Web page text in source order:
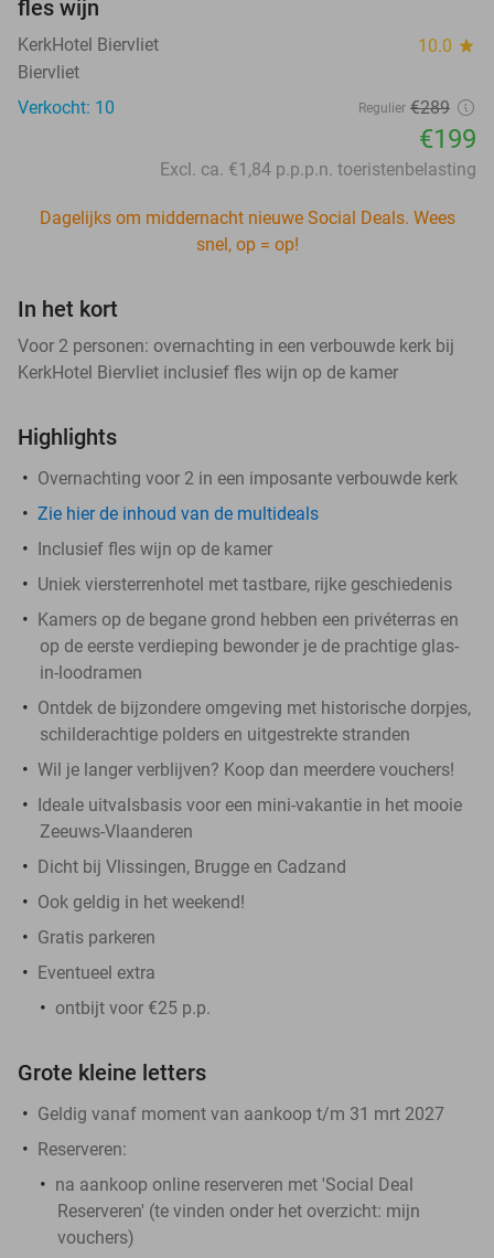
fles wijn
KerkHotel Biervliet 10.0 star
Biervliet
Verkocht: 10
Regulier €289
€199
Excl. ca. €1,84 p.p.p.n. toeristenbelasting
Dagelijks om middernacht nieuwe Social Deals. Wees
snel, op = op!
In het kort
Voor 2 personen: overnachting in een verbouwde kerk bij
KerkHotel Biervliet inclusief fles wijn op de kamer
Highlights
Overnachting voor 2 in een imposante verbouwde kerk
Zie hier de inhoud van de multideals
Inclusief fles wijn op de kamer
Uniek viersterrenhotel met tastbare, rijke geschiedenis
Kamers op de begane grond hebben een privéterras en
op de eerste verdieping bewonder je de prachtige glas-
in-loodramen
Ontdek de bijzondere omgeving met historische dorpjes,
schilderachtige polders en uitgestrekte stranden
Wil je langer verblijven? Koop dan meerdere vouchers!
Ideale uitvalsbasis voor een mini-vakantie in het mooie
Zeeuws-Vlaanderen
Dicht bij Vlissingen, Brugge en Cadzand
Ook geldig in het weekend!
Gratis parkeren
Eventueel extra
ontbijt voor €25 p.p.
Grote kleine letters
Geldig vanaf moment van aankoop t/m 31 mrt 2027
Reserveren:
na aankoop online reserveren met 'Social Deal
Reserveren' (te vinden onder het overzicht: mijn
vouchers)